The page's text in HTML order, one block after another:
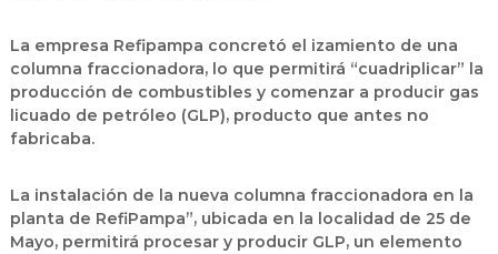
La empresa Refipampa concretó el izamiento de una
columna fraccionadora, lo que permitirá “cuadriplicar” la
producción de combustibles y comenzar a producir gas
licuado de petróleo (GLP), producto que antes no
fabricaba.
La instalación de la nueva columna fraccionadora en la
planta de RefiPampa”, ubicada en la localidad de 25 de
Mayo, permitirá procesar y producir GLP, un elemento